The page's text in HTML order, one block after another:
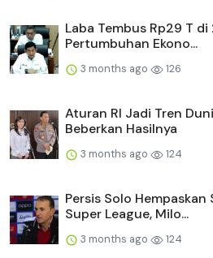
Laba Tembus Rp29 T
Pertumbuhan Ekono...
3 months ago 126
Aturan RI Jadi Tren
Beberkan Hasilnya
3 months ago 124
Persis Solo Hempaskan
Super League, Milo...
3 months ago 124